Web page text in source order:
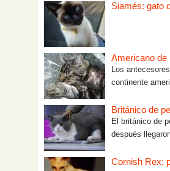
Siamés: gato
Americano de
Los
continente
Británico de
El británico de
después
Cornish Rex: